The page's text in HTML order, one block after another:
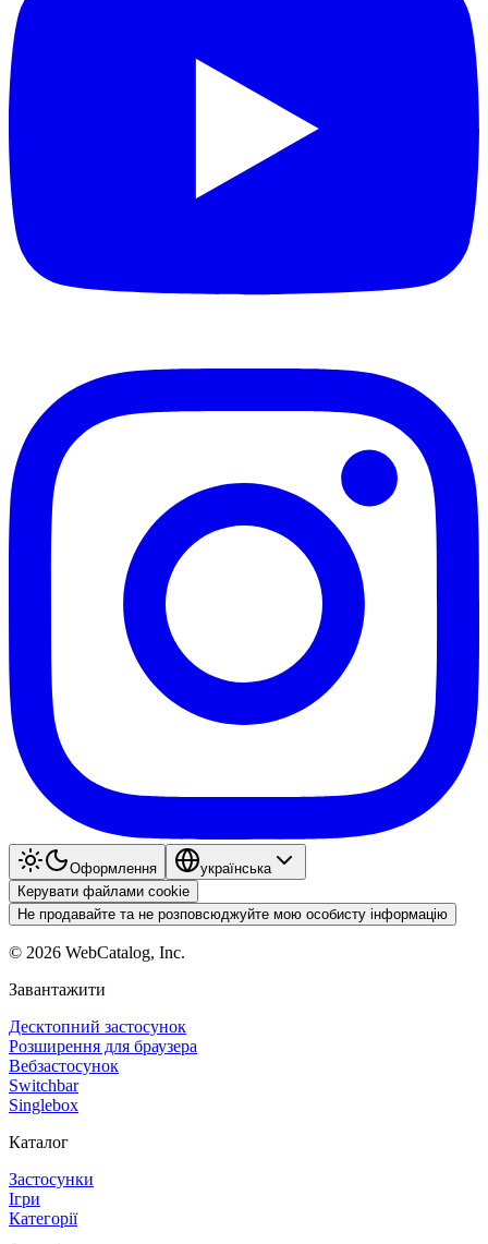
Оформлення
українська
Керувати файлами cookie
Не продавайте та не розповсюджуйте мою особисту інформацію
© 2026 WebCatalog, Inc.
Завантажити
Десктопний застосунок
Розширення для браузера
Вебзастосунок
Switchbar
Singlebox
Каталог
Застосунки
Ігри
Категорії